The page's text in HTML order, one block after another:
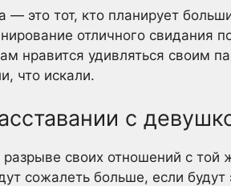
это тот, кто планирует
отличного
нравится удивляться своим
что искали.
с
своих отношений с
сожалеть больше, если